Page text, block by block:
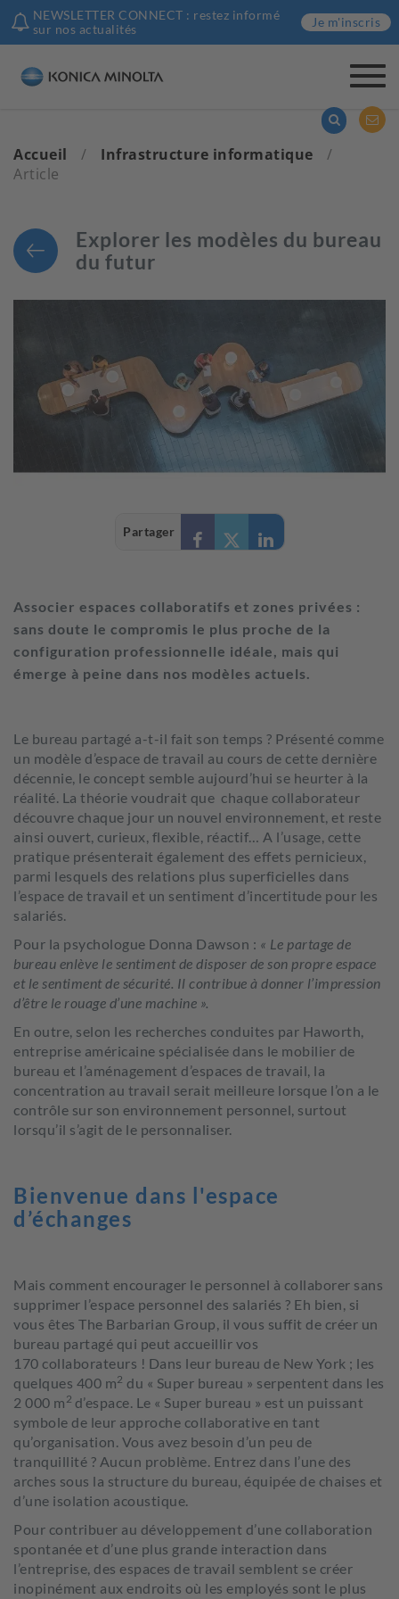
NEWSLETTER CONNECT : restez informé
sur nos actualités
Je m'inscris
Accueil / Infrastructure informatique
/
Article
Explorer les modèles du bureau
du futur
Partager
Associer espaces collaboratifs et zones privées :
sans doute le compromis le plus proche de la
configuration professionnelle idéale, mais qui
émerge à peine dans nos modèles actuels.
Le bureau partagé a-t-il fait son temps ? Présenté comme
un modèle d’espace de travail au cours de cette dernière
décennie, le concept semble aujourd’hui se heurter à la
réalité. La théorie voudrait que chaque collaborateur
découvre chaque jour un nouvel environnement, et reste
ainsi ouvert, curieux, flexible, réactif… A l’usage, cette
pratique présenterait également des effets pernicieux,
parmi lesquels des relations plus superficielles dans
l’espace de travail et un sentiment d’incertitude pour les
salariés.
Pour la psychologue Donna Dawson : « Le partage de
bureau enlève le sentiment de disposer de son propre espace
et le sentiment de sécurité. Il contribue à donner l’impression
d’être le rouage d’une machine ».
En outre, selon les recherches conduites par Haworth,
entreprise américaine spécialisée dans le mobilier de
bureau et l’aménagement d’espaces de travail, la
concentration au travail serait meilleure lorsque l’on a le
contrôle sur son environnement personnel, surtout
lorsqu’il s’agit de le personnaliser.
Bienvenue dans l'espace
d’échanges
Mais comment encourager le personnel à collaborer sans
supprimer l’espace personnel des salariés ? Eh bien, si
vous êtes The Barbarian Group, il vous suffit de créer un
bureau partagé qui peut accueillir vos
170 collaborateurs ! Dans leur bureau de New York ; les
quelques 400 m2 du « Super bureau » serpentent dans les
2 000 m 2 d’espace. Le « Super bureau » est un puissant
symbole de leur approche collaborative en tant
qu’organisation. Vous avez besoin d’un peu de
tranquillité ? Aucun problème. Entrez dans l’une des
arches sous la structure du bureau, équipée de chaises et
d’une isolation acoustique.
Pour contribuer au développement d’une collaboration
spontanée et d’une plus grande interaction dans
l’entreprise, des espaces de travail semblent se créer
inopinément aux endroits où les employés sont le plus